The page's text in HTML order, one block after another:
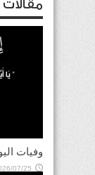
وفيات اليوم 26 / 7 /
07/25